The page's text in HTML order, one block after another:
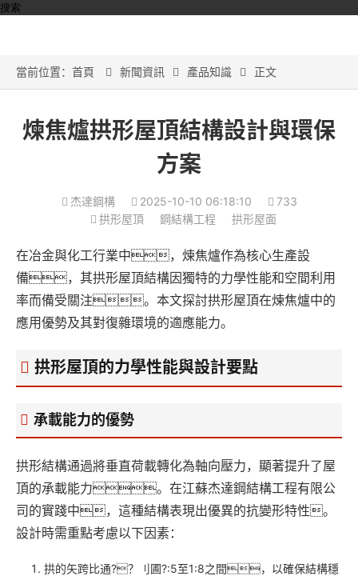
搜索
當前位置： 首頁  新聞資訊  產品知識  正文
煉焦爐拱形屋頂結構設計與環保
方案
杰達鋼構 2025-10-10 06:18:10
733
拱形屋頂
鋼結構工程 拱形屋面
在冶金與化工行業中，煉焦爐作為核心生產設
備，其拱形屋頂結構因獨特的力學性能和空間利用
率而備受關注。本文探討拱形屋頂在煉焦爐中的
應用優勢及其對復雜環境的適應能力。
拱形屋頂的力學性能與設計要點
承載能力的優勢
拱形結構通過將垂直荷載轉化為軸向壓力，顯著提升了屋
頂的承載能力。在江蘇杰達鋼結構工程有限公
司的實踐中，這種結構表現出優異的抗變形特性。
設計時需重點考慮以下因素：
拱的矢跨比通?？刂圃?:5至1:8之間，以確保結構穩